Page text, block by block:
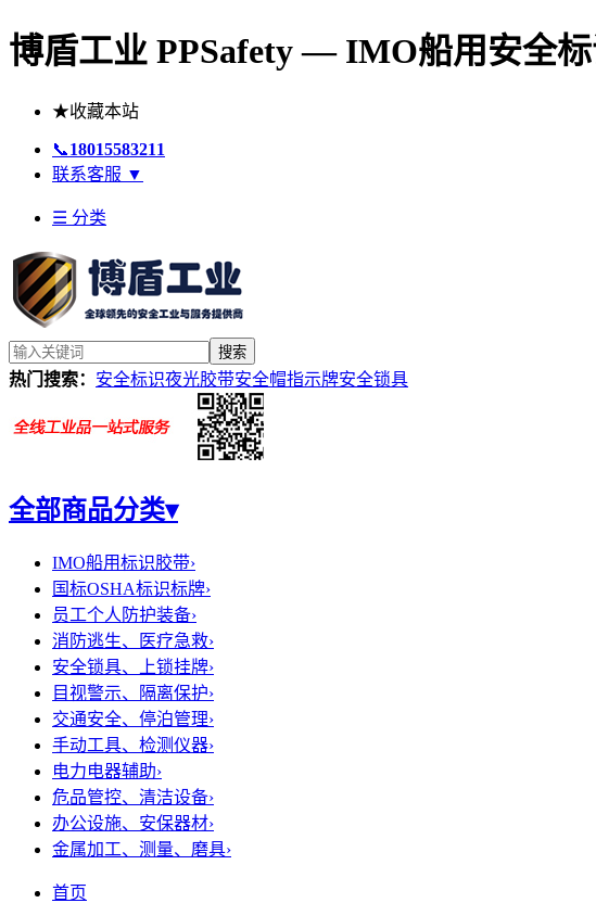
博盾工业 PPSafety — IMO船用安全
★收藏本站
📞18015583211
联系客服 ▼
☰ 分类
搜索
热门搜索： 安全标识夜光胶带安全帽指示牌安全锁具
全部商品分类▾
IMO船用标识胶带›
国标OSHA标识标牌›
员工个人防护装备›
消防逃生、医疗急救›
安全锁具、上锁挂牌›
目视警示、隔离保护›
交通安全、停泊管理›
手动工具、检测仪器›
电力电器辅助›
危品管控、清洁设备›
办公设施、安保器材›
金属加工、测量、磨具›
首页